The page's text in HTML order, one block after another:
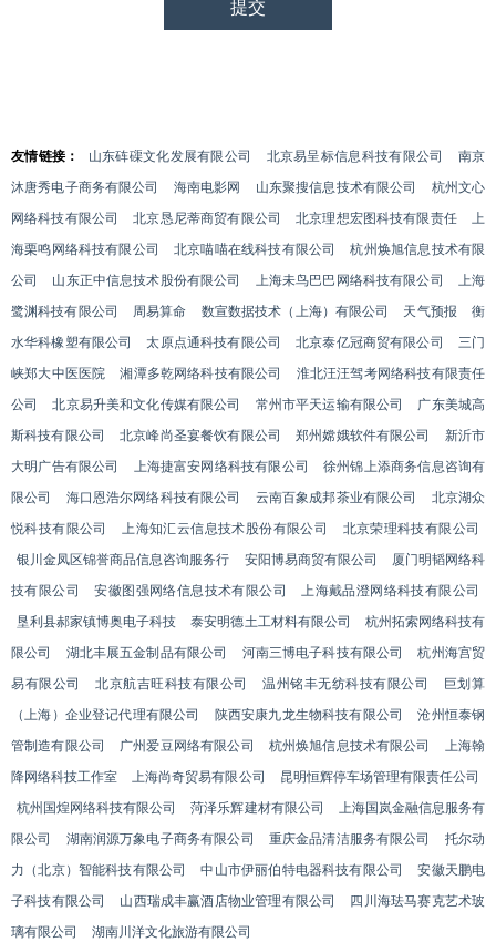
友情链接： 山东砗磲文化发展有限公司 北京易呈标信息科技有限公司
南京
沐唐秀电子商务有限公司
海南电影网 山东聚搜信息技术有限公司
杭州文心
网络科技有限公司
北京恳尼蒂商贸有限公司 北京理想宏图科技有限责任
上
海栗鸣网络科技有限公司
北京喵喵在线科技有限公司
杭州焕旭信息技术有限
公司
山东正中信息技术股份有限公司 上海未鸟巴巴网络科技有限公司
上海
鹭渊科技有限公司
周易算命 数宣数据技术（上海）有限公司 天气预报
衡
水华科橡塑有限公司
太原点通科技有限公司 北京泰亿冠商贸有限公司
三门
峡郑大中医医院
湘潭多乾网络科技有限公司
淮北汪汪驾考网络科技有限责任
公司
北京易升美和文化传媒有限公司 常州市平天运输有限公司
广东美城高
斯科技有限公司
北京峰尚圣宴餐饮有限公司 郑州嫦娥软件有限公司
新沂市
大明广告有限公司
上海捷富安网络科技有限公司
徐州锦上添商务信息咨询有
限公司
海口恩浩尔网络科技有限公司 云南百象成邦茶业有限公司
北京湖众
悦科技有限公司
上海知汇云信息技术股份有限公司
北京荣理科技有限公司
银川金凤区锦誉商品信息咨询服务行
安阳博易商贸有限公司
厦门明韬网络科
技有限公司
安徽图强网络信息技术有限公司
上海戴品澄网络科技有限公司
垦利县郝家镇博奥电子科技
泰安明德土工材料有限公司
杭州拓索网络科技有
限公司
湖北丰展五金制品有限公司 河南三博电子科技有限公司
杭州海宫贸
易有限公司
北京航吉旺科技有限公司 温州铭丰无纺科技有限公司
巨划算
（上海）企业登记代理有限公司
陕西安康九龙生物科技有限公司
沧州恒泰钢
管制造有限公司
广州爱豆网络有限公司 杭州焕旭信息技术有限公司
上海翰
降网络科技工作室
上海尚奇贸易有限公司
昆明恒辉停车场管理有限责任公司
杭州国煌网络科技有限公司
菏泽乐辉建材有限公司
上海国岚金融信息服务有
限公司
湖南润源万象电子商务有限公司 重庆金品清洁服务有限公司
托尔动
力（北京）智能科技有限公司
中山市伊丽伯特电器科技有限公司
安徽天鹏电
子科技有限公司
山西瑞成丰赢酒店物业管理有限公司
四川海珐马赛克艺术玻
璃有限公司
湖南川洋文化旅游有限公司